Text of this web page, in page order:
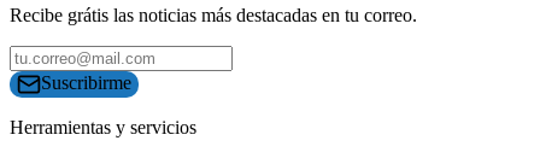
Recibe grátis las noticias más destacadas en tu correo.
Suscribirme
Herramientas y servicios